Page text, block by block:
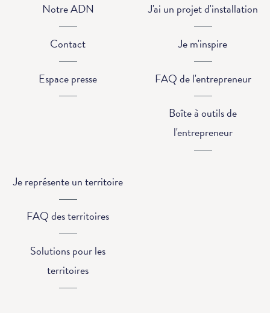
Notre ADN
Contact
Espace presse
J'ai un projet d'installation
Je m'inspire
FAQ de l'entrepreneur
Boîte à outils de
l'entrepreneur
Je représente un territoire
FAQ des territoires
Solutions pour les
territoires